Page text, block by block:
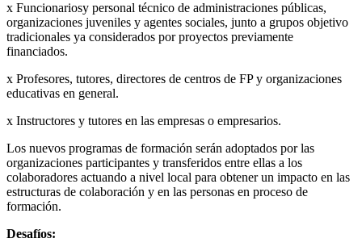
x Funcionariosy personal técnico de administraciones públicas,
organizaciones juveniles y agentes sociales, junto a grupos objetivo
tradicionales ya considerados por proyectos previamente
financiados.
x Profesores, tutores, directores de centros de FP y organizaciones
educativas en general.
x Instructores y tutores en las empresas o empresarios.
Los nuevos programas de formación serán adoptados por las
organizaciones participantes y transferidos entre ellas a los
colaboradores actuando a nivel local para obtener un impacto en las
estructuras de colaboración y en las personas en proceso de
formación.
Desafíos: